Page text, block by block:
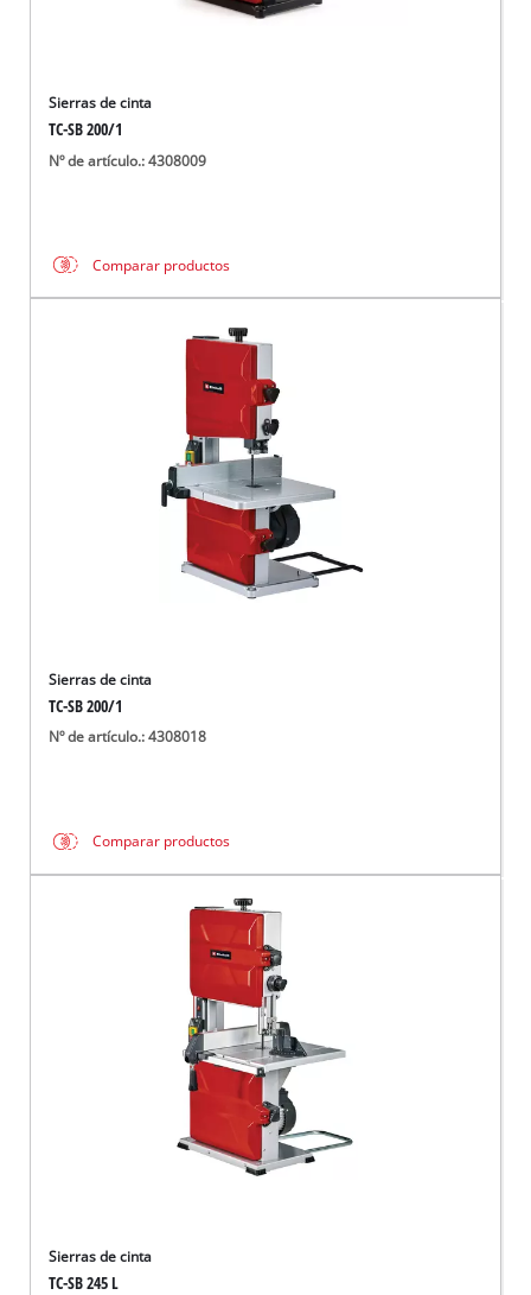
Sierras de cinta
TC-SB 200/1
Nº de artículo.: 4308009
Comparar productos
Sierras de cinta
TC-SB 200/1
Nº de artículo.: 4308018
Comparar productos
Sierras de cinta
TC-SB 245 L